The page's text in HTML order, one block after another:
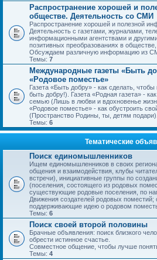
Распространение хорошей и
обществе. Деятельность со СМИ
Распространение хорошей и полезной
Деятельность с газетами, журналами,
информационными агентствами и
позитивных преобразованиях в
Обсуждаем различную информацию из
Темы: 7
Международные газеты «Быть
«Родовое поместье»
Газета «Быть добру» - как сделать,
быть добру!). Газета «Родная газета» -
семью (Лишь в любви и вдохновенье
«Родовое поместье» - как обустроить
(Пространство Родины, ты, детям подари).
Темы: 6
Тематические
Поиск единомышленников
Ищем единомышленников в своих
общения и взаимодействия, клубы
встречи), инициативные группы по
(поселения, состоящего из родовых
существующие родовые поселения, по
Движения создателей родовых поместий;
поддерживающие идею о родовом
Темы: 6
Поиск своей второй половины
Брачные объявления: поиск близкого
обрести истинное счастье.
Совместное общение, чтобы лучше понять
Темы: 4